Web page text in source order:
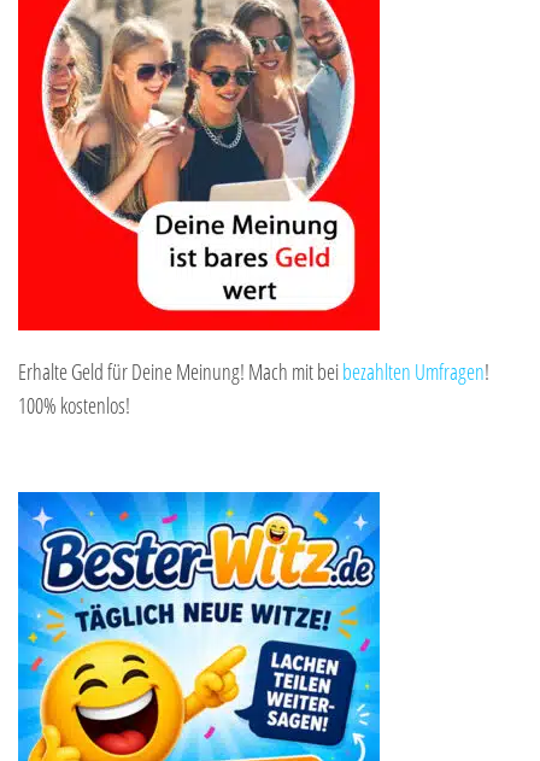
Erhalte Geld für Deine Meinung! Mach mit beibezahlten Umfragen!
100% kostenlos!